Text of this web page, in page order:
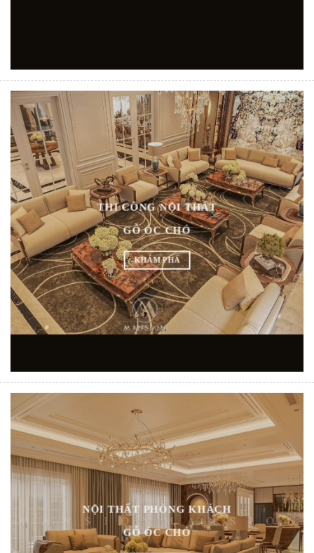
THI CÔNG NỘI THẤT
GỖ ÓC CHÓ
KHÁM PHÁ
NỘI THẤT PHÒNG KHÁCH
GỖ ÓC CHÓ